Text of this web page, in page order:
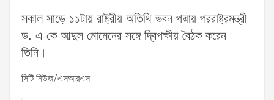
সকাল সাড়ে ১১টায় রাষ্ট্রীয় অতিথি ভবন পদ্মায় পররাষ্ট্রমন্ত্রী
ড. এ কে আব্দুল মোমেনের সঙ্গে দ্বিপক্ষীয় বৈঠক করেন
তিনি।
সিটি নিউজ/এসআরএস